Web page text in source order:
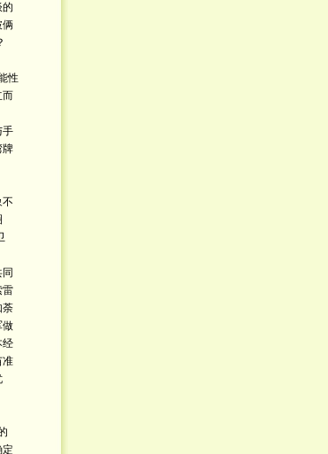
的
俩
性
而
手
牌
不
雷
荼
做
经
准
定